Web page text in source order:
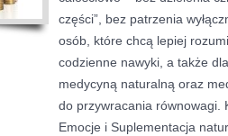
części”, bez patrzenia
osób, które chcą lepiej
codzienne nawyki, a także
medycyną naturalną oraz
do przywracania równowagi.
Emocje i Suplementacja